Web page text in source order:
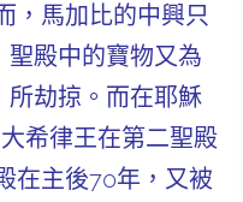
，馬加比的中興只
聖殿中的寶物又為
所劫掠。而在耶穌
希律王在第二聖殿
在主後70年，又被